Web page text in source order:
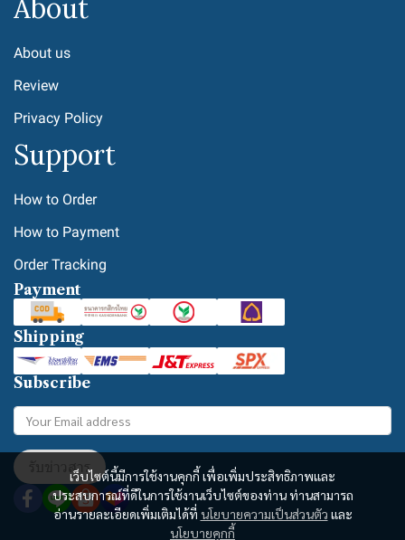
เว็บไซต์นี้มีการใช้งานคุกกี้ เพื่อเพิ่มประสิทธิภาพและ
ประสบการณ์ที่ดีในการใช้งานเว็บไซต์ของท่าน ท่านสามารถ
อ่านรายละเอียดเพิ่มเติมได้ที่ นโยบายความเป็นส่วนตัว และ
นโยบายคุกกี้
About
About us
Review
Privacy Policy
Support
How to Order
How to Payment
Order Tracking
Payment
Shipping
Subscribe
รับข่าวสาร